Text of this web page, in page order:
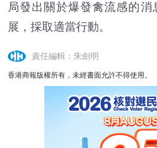
局發出關於爆發禽流感的
展，採取適當行動。
責任編輯：朱劍明
香港商報版權所有，未經書面允許不得使用。